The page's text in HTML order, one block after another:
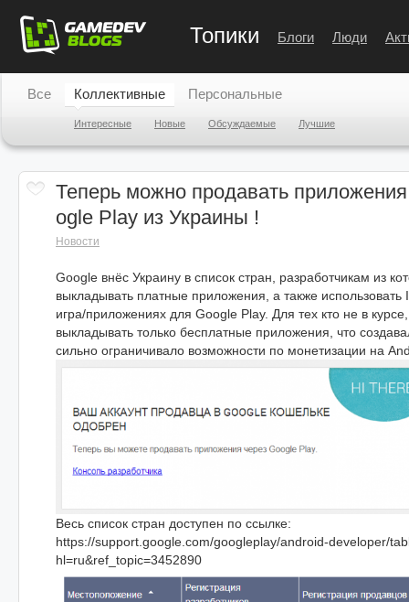
Топики Блоги Люди
Все Коллективные
Интересные Новые Обсуждаемые Лучшие
Персональные
Теперь можно продавать приложения
ogle Play из Украины !
Новости
Google внёс Украину в список стран, разработчикам из
выкладывать платные приложения, а также использовать
игра/приложениях для Google Play. Для тех кто не в
выкладывать только бесплатные приложения, что
сильно ограничивало возможности по монетизации на
Весь список стран доступен по ссылке:
https://support.google.com/googleplay/android-developer/
hl=ru&ref_topic=3452890